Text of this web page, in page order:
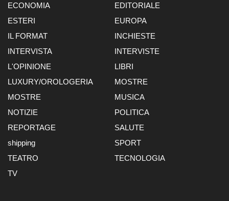
ECONOMIA
EDITORIALE
ESTERI
EUROPA
IL FORMAT
INCHIESTE
INTERVISTA
INTERVISTE
L'OPINIONE
LIBRI
LUXURY/OROLOGERIA
MOSTRE
MOSTRE
MUSICA
NOTIZIE
POLITICA
REPORTAGE
SALUTE
shipping
SPORT
TEATRO
TECNOLOGIA
TV